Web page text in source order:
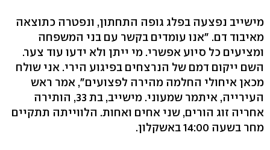
מישייב נפצעה בפלג גופה התחתון, ונפטרה כתוצאה
מאיבוד דם. "אנו עומדים בקשר עם בני המשפחה
ומציעים כל סיוע אפשרי. מי ייתן ולא ידעו עוד צער.
השם ייקום דמם של הנרצחים בפיגוע הירי. אני שולח
מכאן איחולי החלמה מהירה לפצועים", אמר ראש
העירייה, איתמר שמעוני. מישייב, בת 33, הותירה
אחריה זוג הורים, שני אחים ואחות. הלווייתה תתקיים
מחר בשעה 14:00 באשקלון.